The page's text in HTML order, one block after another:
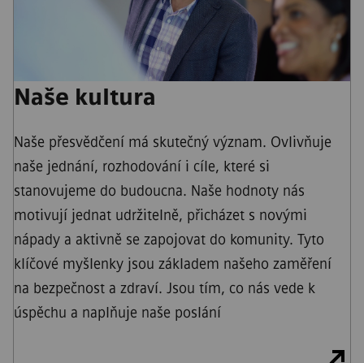
Naše kultura
Naše přesvědčení má skutečný význam. Ovlivňuje
naše jednání, rozhodování i cíle, které si
stanovujeme do budoucna. Naše hodnoty nás
motivují jednat udržitelně, přicházet s novými
nápady a aktivně se zapojovat do komunity. Tyto
klíčové myšlenky jsou základem našeho zaměření
na bezpečnost a zdraví. Jsou tím, co nás vede k
úspěchu a naplňuje naše poslání